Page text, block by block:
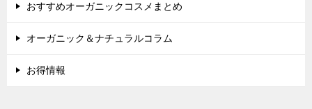
おすすめオーガニックコスメまとめ
オーガニック＆ナチュラルコラム
お得情報